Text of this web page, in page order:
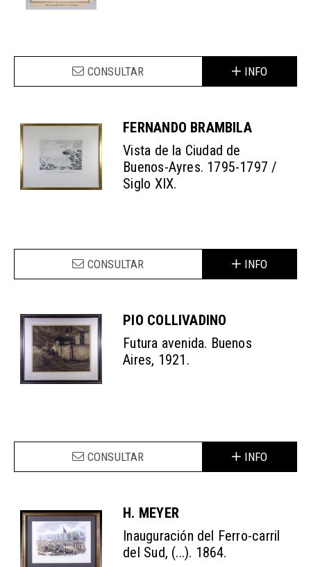
CONSULTAR INFO
FERNANDO BRAMBILA
Vista de la Ciudad de
Buenos-Ayres. 1795-1797 /
Siglo XIX.
CONSULTAR INFO
PIO COLLIVADINO
Futura avenida. Buenos
Aires, 1921.
CONSULTAR INFO
H. MEYER
Inauguración del Ferro-carril
del Sud, (...). 1864.